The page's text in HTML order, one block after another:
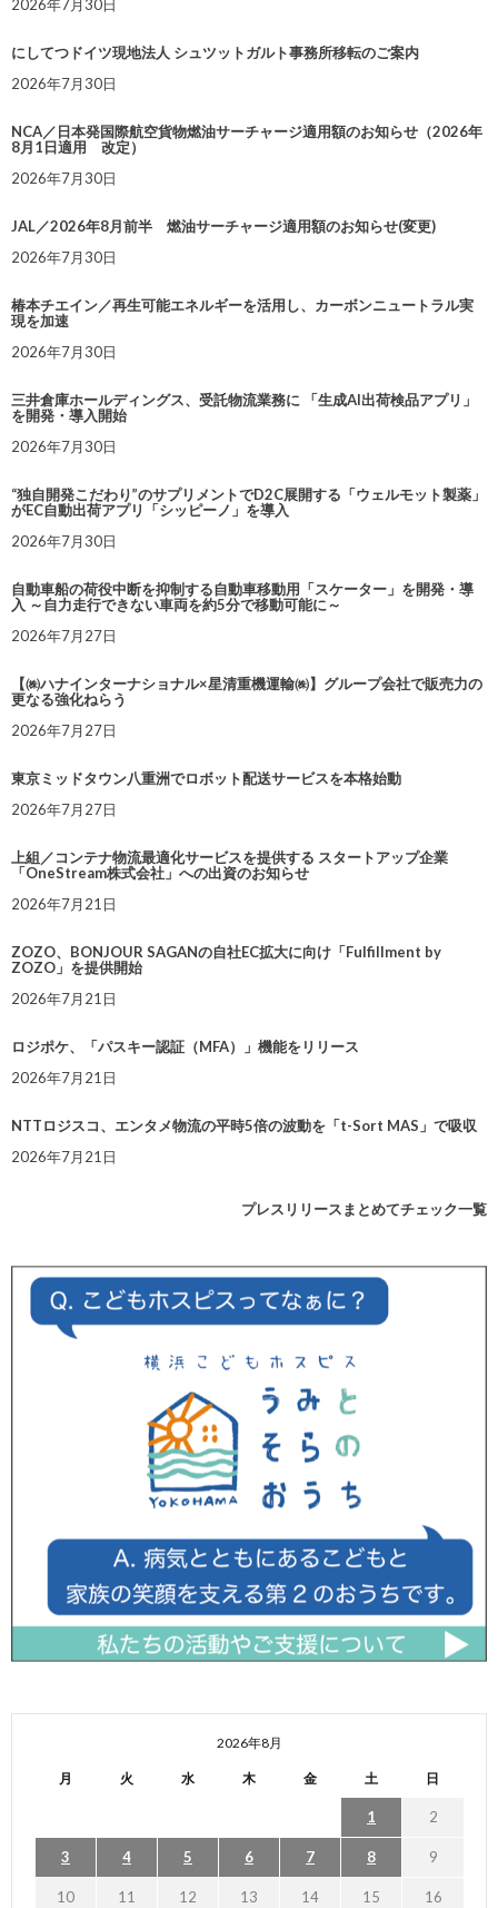
2026年7月30日
にしてつドイツ現地法人 シュツットガルト事務所移転のご案内
2026年7月30日
NCA／日本発国際航空貨物燃油サーチャージ適用額のお知らせ（2026年
8月1日適用 改定）
2026年7月30日
JAL／2026年8月前半 燃油サーチャージ適用額のお知らせ(変更)
2026年7月30日
椿本チエイン／再生可能エネルギーを活用し、カーボンニュートラル実
現を加速
2026年7月30日
三井倉庫ホールディングス、受託物流業務に 「生成AI出荷検品アプリ」
を開発・導入開始
2026年7月30日
“独自開発こだわり”のサプリメントでD2C展開する「ウェルモット製薬」
がEC自動出荷アプリ「シッピーノ」を導入
2026年7月30日
自動車船の荷役中断を抑制する自動車移動用「スケーター」を開発・導
入 ～自力走行できない車両を約5分で移動可能に～
2026年7月27日
【㈱ハナインターナショナル×星清重機運輸㈱】グループ会社で販売力の
更なる強化ねらう
2026年7月27日
東京ミッドタウン八重洲でロボット配送サービスを本格始動
2026年7月27日
上組／コンテナ物流最適化サービスを提供する スタートアップ企業
「OneStream株式会社」への出資のお知らせ
2026年7月21日
ZOZO、BONJOUR SAGANの自社EC拡大に向け「Fulfillment by
ZOZO」を提供開始
2026年7月21日
ロジポケ、「パスキー認証（MFA）」機能をリリース
2026年7月21日
NTTロジスコ、エンタメ物流の平時5倍の波動を「t-Sort MAS」で吸収
2026年7月21日
プレスリリースまとめてチェック一覧
2026年8月
月 火 水 木 金 土 日
1 2
3 4 5 6 7 8 9
10 11 12 13 14 15 16